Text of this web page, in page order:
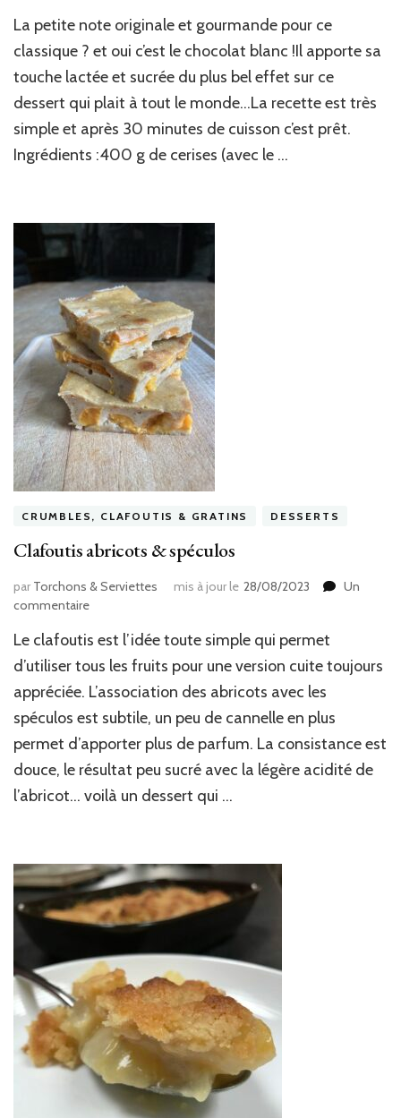
cerises
&
blanc
La petite note originale et gourmande pour ce
classique ? et oui c’est le chocolat blanc !Il apporte sa
touche lactée et sucrée du plus bel effet sur ce
dessert qui plait à tout le monde…La recette est très
simple et après 30 minutes de cuisson c’est prêt.
Ingrédients :400 g de cerises (avec le …
CRUMBLES, CLAFOUTIS & GRATINS DESSERTS
Clafoutis abricots & spéculos
par Torchons & Serviettes mis à jour le 28/08/2023
Un
commentairesur
abricots
&
Le clafoutis est l’idée toute simple qui permet
d’utiliser tous les fruits pour une version cuite toujours
appréciée. L’association des abricots avec les
spéculos est subtile, un peu de cannelle en plus
permet d’apporter plus de parfum. La consistance est
douce, le résultat peu sucré avec la légère acidité de
l’abricot… voilà un dessert qui …